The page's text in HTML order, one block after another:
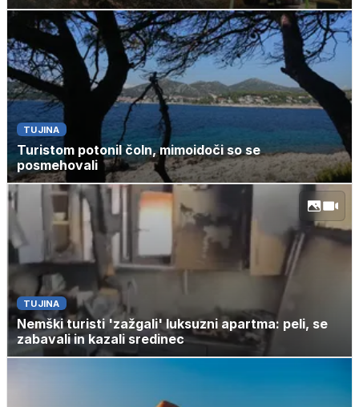
TUJINA
Turistom potonil čoln, mimoidoči so se
posmehovali
TUJINA
Nemški turisti 'zažgali' luksuzni apartma: peli, se
zabavali in kazali sredinec